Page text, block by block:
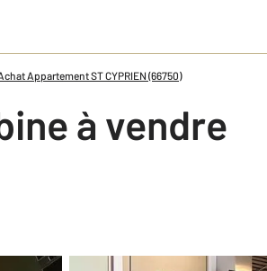
Appartement ST CYPRIEN (66750)
à vendre